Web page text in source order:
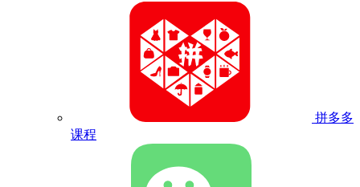
拼多多
课程